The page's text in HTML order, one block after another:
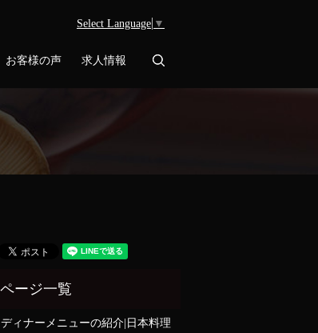
Select Language ▼
お客様の声 求人情報
ディナーメニューの紹介|日本料理